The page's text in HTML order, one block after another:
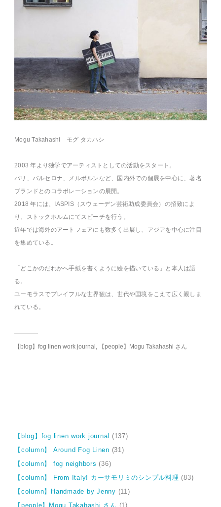
Mogu Takahashi モグ タカハシ
2003 年より独学でアーティストとしての活動をスタート。
パリ、バルセロナ、メルボルンなど、国内外での個展を中心に、著名
ブランドとのコラボレーションの展開。
2018 年には、IASPIS（スウェーデン芸術助成委員会）の招致によ
り、ストックホルムにてスピーチを行う。
近年では海外のアートフェアにも数多く出展し、アジアを中心に注目
を集めている。
「どこかのだれかへ手紙を書くように絵を描いている」と本人は語
る。
ユーモラスでプレイフルな世界観は、世代や国境をこえて広く親しま
れている。
【blog】fog linen work journal , 【people】Mogu Takahashi さん
【blog】fog linen work journal
(137)
【column】 Around Fog Linen (31)
【column】 fog neighbors (36)
【column】 From Italy! カーサモリミのシンプル料理 (83)
【column】Handmade by Jenny (11)
【people】Mogu Takahashi さん (1)